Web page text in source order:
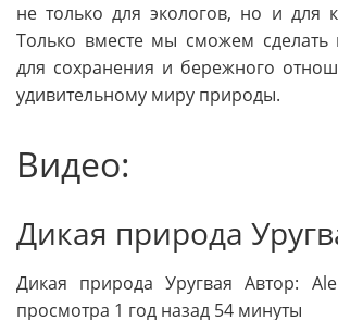
не только для экологов, но и для
Только вместе мы сможем сделать
для сохранения и бережного
удивительному миру природы.
Видео:
Дикая природа
Дикая природа Уругвая Автор:
просмотра 1 год назад 54 минуты